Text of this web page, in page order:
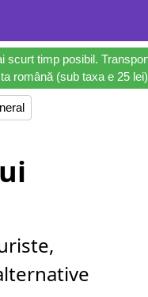
timp posibil.
română (sub taxa e 25